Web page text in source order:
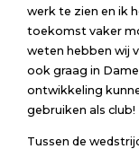
werk te zien en ik
toekomst vaker
weten hebben wij
ook graag in
ontwikkeling
gebruiken als club!
Tussen de